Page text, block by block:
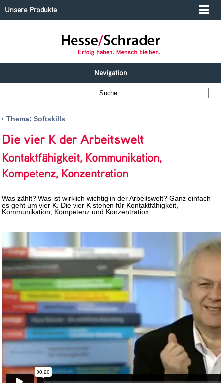
Unsere Produkte
Navigation
Thema: Softskills
Die vier K der Arbeitswelt
Kontaktfähigkeit, Kommunikation,
Kompetenz, Konzentration
Was zählt? Was ist wirklich wichtig in der Arbeitswelt? Ganz einfach
es geht um vier K. Die vier K stehen für Kontaktfähigkeit,
Kommunikation, Kompetenz und Konzentration.